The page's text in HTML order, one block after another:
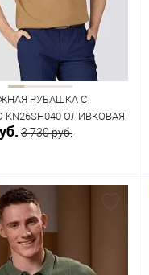
РУБАШКА С
ОЛИВКОВАЯ
3 730 руб.
В корзину
размеров